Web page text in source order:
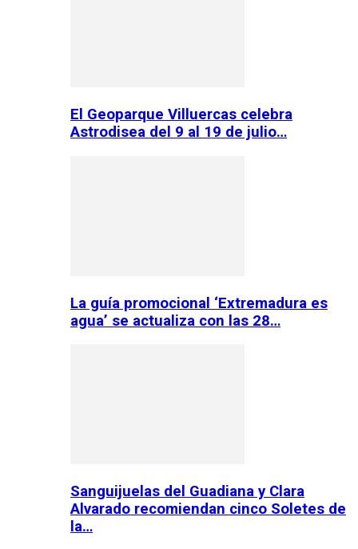
El Geoparque Villuercas celebra
Astrodisea del 9 al 19 de julio…
La guía promocional ‘Extremadura es
agua’ se actualiza con las 28…
Sanguijuelas del Guadiana y Clara
Alvarado recomiendan cinco Soletes de
la…